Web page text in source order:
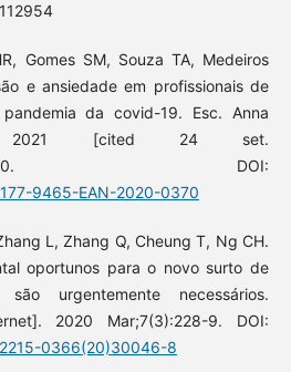
Gomes SM, Souza TA, Medeiros
e ansiedade em profissionais de
da covid-19. Esc. Anna
2021 [cited 24 set.
DOI:
9465-EAN-2020-0370
L, Zhang Q, Cheung T, Ng CH.
oportunos para o novo surto de
urgentemente necessários.
2020 Mar;7(3):228-9. DOI:
0366(20)30046-8